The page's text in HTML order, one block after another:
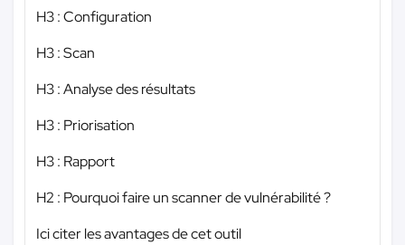
H3 : Configuration
H3 : Scan
H3 : Analyse des résultats
H3 : Priorisation
H3 : Rapport
H2 : Pourquoi faire un scanner de vulnérabilité ?
Ici citer les avantages de cet outil